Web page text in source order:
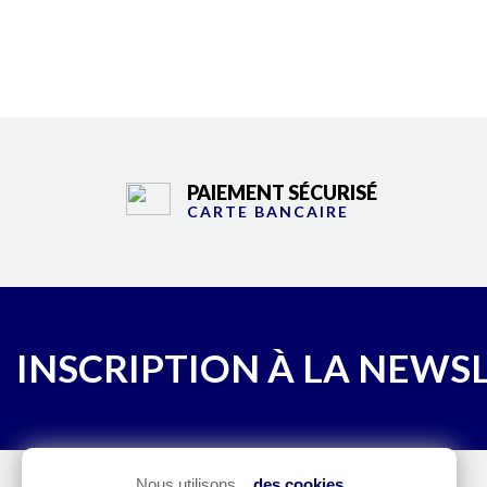
PAIEMENT SÉCURISÉ
CARTE BANCAIRE
INSCRIPTION À LA